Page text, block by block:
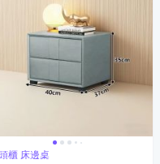
櫃 床邊桌